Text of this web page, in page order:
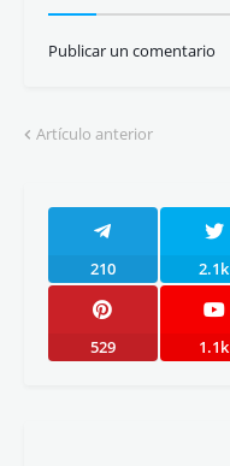
Publicar un comentario
Artículo anterior
210 2.1k
529 1.1k